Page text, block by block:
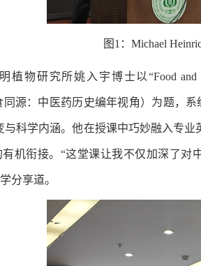
图1：Michael
植物研究所姚入宇博士以“Food and
同源：中医药历史编年视角）为题，
与科学内涵。他在授课中巧妙融入专
机衔接。“这堂课让我不仅加深了
分享道。